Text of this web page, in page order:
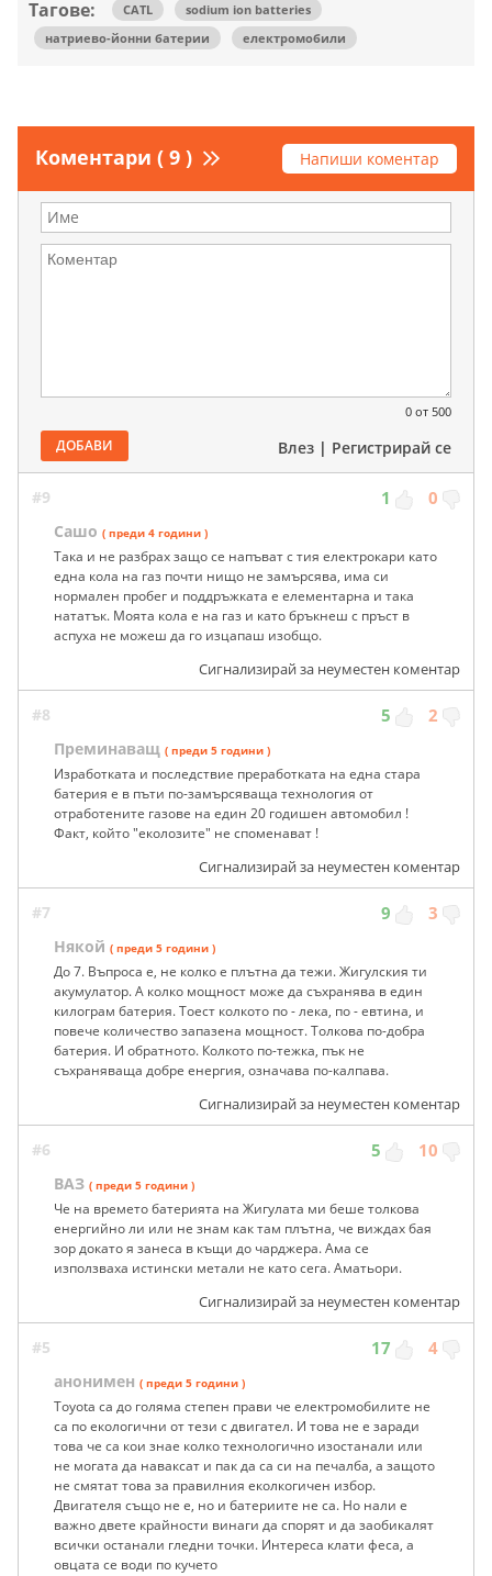
Тагове: CATL
sodium ion batteries
натриево-йонни батерии
електромобили
Коментари ( 9 ) Напиши коментар
0 от 500
ДОБАВИ Влез | Регистрирай се
#9 1 0
Сашо ( преди 4 години )
Така и не разбрах защо се напъват с тия електрокари като
една кола на газ почти нищо не замърсява, има си
нормален пробег и поддръжката е елементарна и така
нататък. Моята кола е на газ и като бръкнеш с пръст в
аспуха не можеш да го изцапаш изобщо.
Сигнализирай за неуместен коментар
#8 5 2
Преминаващ ( преди 5 години )
Изработката и последствие преработката на една стара
батерия е в пъти по-замърсяваща технология от
отработените газове на един 20 годишен автомобил !
Факт, който "еколозите" не споменават !
Сигнализирай за неуместен коментар
#7 9 3
Някой ( преди 5 години )
До 7. Въпроса е, не колко е плътна да тежи. Жигулския ти
акумулатор. А колко мощност може да съхранява в един
килограм батерия. Тоест колкото по - лека, по - евтина, и
повече количество запазена мощност. Толкова по-добра
батерия. И обратното. Колкото по-тежка, пък не
съхраняваща добре енергия, означава по-калпава.
Сигнализирай за неуместен коментар
#6 5 10
ВАЗ ( преди 5 години )
Че на времето батерията на Жигулата ми беше толкова
енергийно ли или не знам как там плътна, че виждах бая
зор докато я занеса в къщи до чарджера. Ама се
използваха истински метали не като сега. Аматьори.
Сигнализирай за неуместен коментар
#5 17 4
анонимен ( преди 5 години )
Toyota са до голяма степен прави че електромобилите не
са по екологични от тези с двигател. И това не е заради
това че са кои знае колко технологично изостанали или
не могата да наваксат и пак да са си на печалба, а защото
не смятат това за правилния еколкогичен избор.
Двигателя също не е, но и батериите не са. Но нали е
важно двете крайности винаги да спорят и да заобикалят
всички останали гледни точки. Интереса клати феса, а
овцата се води по кучето